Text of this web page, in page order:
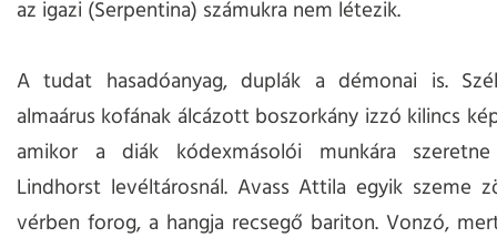
az igazi (Serpentina) számukra nem létezik.
A tudat hasadóanyag, duplák a démonai is.
almaárus kofának álcázott boszorkány izzó kilincs
amikor a diák kódexmásolói munkára
Lindhorst levéltárosnál. Avass Attila egyik szeme
vérben forog, a hangja recsegő bariton. Vonzó,